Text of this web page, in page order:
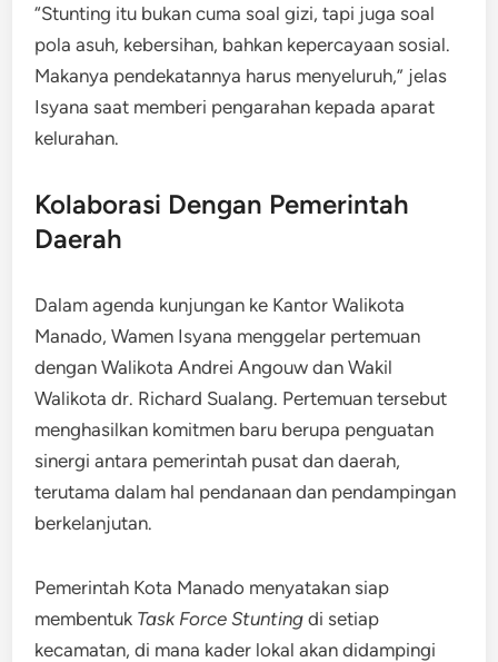
“Stunting itu bukan cuma soal gizi, tapi juga soal
pola asuh, kebersihan, bahkan kepercayaan sosial.
Makanya pendekatannya harus menyeluruh,” jelas
Isyana saat memberi pengarahan kepada aparat
kelurahan.
Kolaborasi Dengan Pemerintah
Daerah
Dalam agenda kunjungan ke Kantor Walikota
Manado, Wamen Isyana menggelar pertemuan
dengan Walikota Andrei Angouw dan Wakil
Walikota dr. Richard Sualang. Pertemuan tersebut
menghasilkan komitmen baru berupa penguatan
sinergi antara pemerintah pusat dan daerah,
terutama dalam hal pendanaan dan pendampingan
berkelanjutan.
Pemerintah Kota Manado menyatakan siap
membentuk Task Force Stunting di setiap
kecamatan, di mana kader lokal akan didampingi